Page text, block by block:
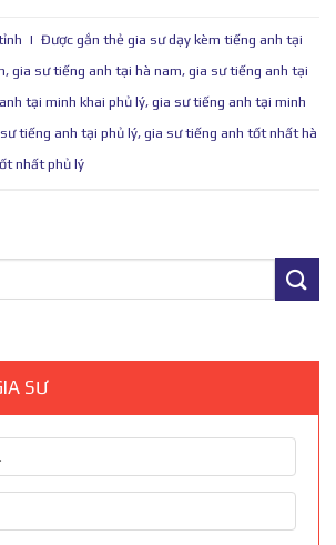
| Được gắn thẻ gia sư dạy kèm tiếng anh tại
, gia sư tiếng anh tại hà nam, gia sư tiếng anh tại
tại minh khai phủ lý, gia sư tiếng anh tại minh
tiếng anh tại phủ lý, gia sư tiếng anh tốt nhất hà
nhất phủ lý
SƯ